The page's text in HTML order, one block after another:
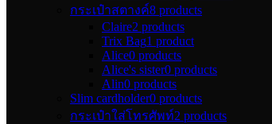
กระเป๋าสตางค์8 products
Claire2 products
Trix Bag1 product
Alice0 products
Alice's sister0 products
Alin0 products
Slim cardholder0 products
กระเป๋าใส่โทรศัพท์2 products